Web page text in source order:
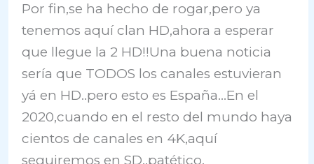
Por fin,se ha hecho de rogar,pero ya
tenemos aquí clan HD,ahora a esperar
que llegue la 2 HD!!Una buena noticia
sería que TODOS los canales estuvieran
yá en HD..pero esto es España…En el
2020,cuando en el resto del mundo haya
cientos de canales en 4K,aquí
seguiremos en SD..patético.